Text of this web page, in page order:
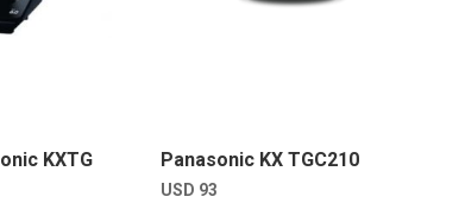
KXTG
Panasonic KX TGC210
USD 93